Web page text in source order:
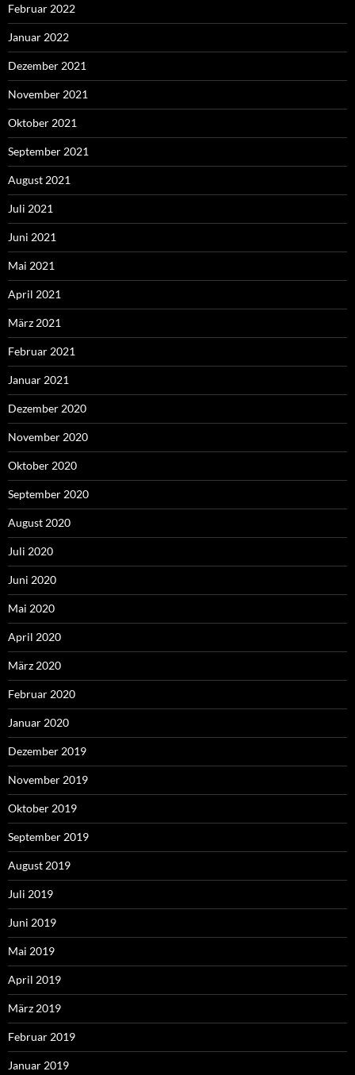
Februar 2022
Januar 2022
Dezember 2021
November 2021
Oktober 2021
September 2021
August 2021
Juli 2021
Juni 2021
Mai 2021
April 2021
März 2021
Februar 2021
Januar 2021
Dezember 2020
November 2020
Oktober 2020
September 2020
August 2020
Juli 2020
Juni 2020
Mai 2020
April 2020
März 2020
Februar 2020
Januar 2020
Dezember 2019
November 2019
Oktober 2019
September 2019
August 2019
Juli 2019
Juni 2019
Mai 2019
April 2019
März 2019
Februar 2019
Januar 2019